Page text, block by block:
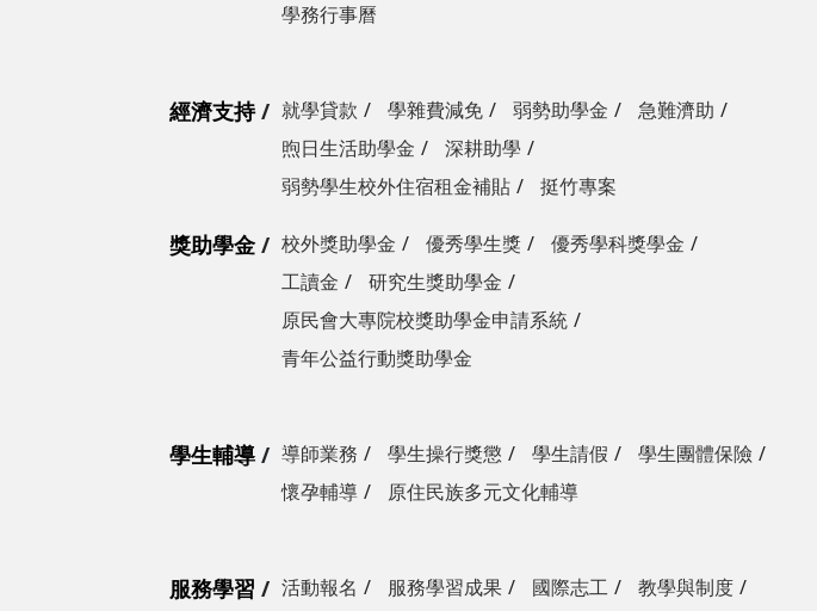
學務行事曆
經濟支持 就學貸款 學雜費減免 弱勢助學金
急難濟助
煦日生活助學金
深耕助學
弱勢學生校外住宿租金補貼
挺竹專案
獎助學金 校外獎助學金 優秀學生獎
優秀學科獎學金
工讀金
研究生獎助學金
原民會大專院校獎助學金申請系統
青年公益行動獎助學金
學生輔導 導師業務 學生操行獎懲 學生請假
學生團體保險
懷孕輔導
原住民族多元文化輔導
服務學習 活動報名 服務學習成果 國際志工
教學與制度